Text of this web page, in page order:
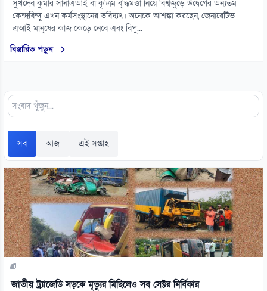
সুখদেব কুমার সানাএআই বা কৃত্রিম বুদ্ধিমত্তা নিয়ে বিশ্বজুড়ে উদ্বেগের অন্যতম
কেন্দ্রবিন্দু এখন কর্মসংস্থানের ভবিষ্যৎ। অনেকে আশঙ্কা করছেন, জেনারেটিভ
এআই মানুষের কাজ কেড়ে নেবে এবং বিপু...
বিস্তারিত পড়ুন
সব আজ এই সপ্তাহ
জাতীয় ট্র্যাজেডি সড়কে মৃত্যুর মিছিলেও সব সেক্টর নির্বিকার